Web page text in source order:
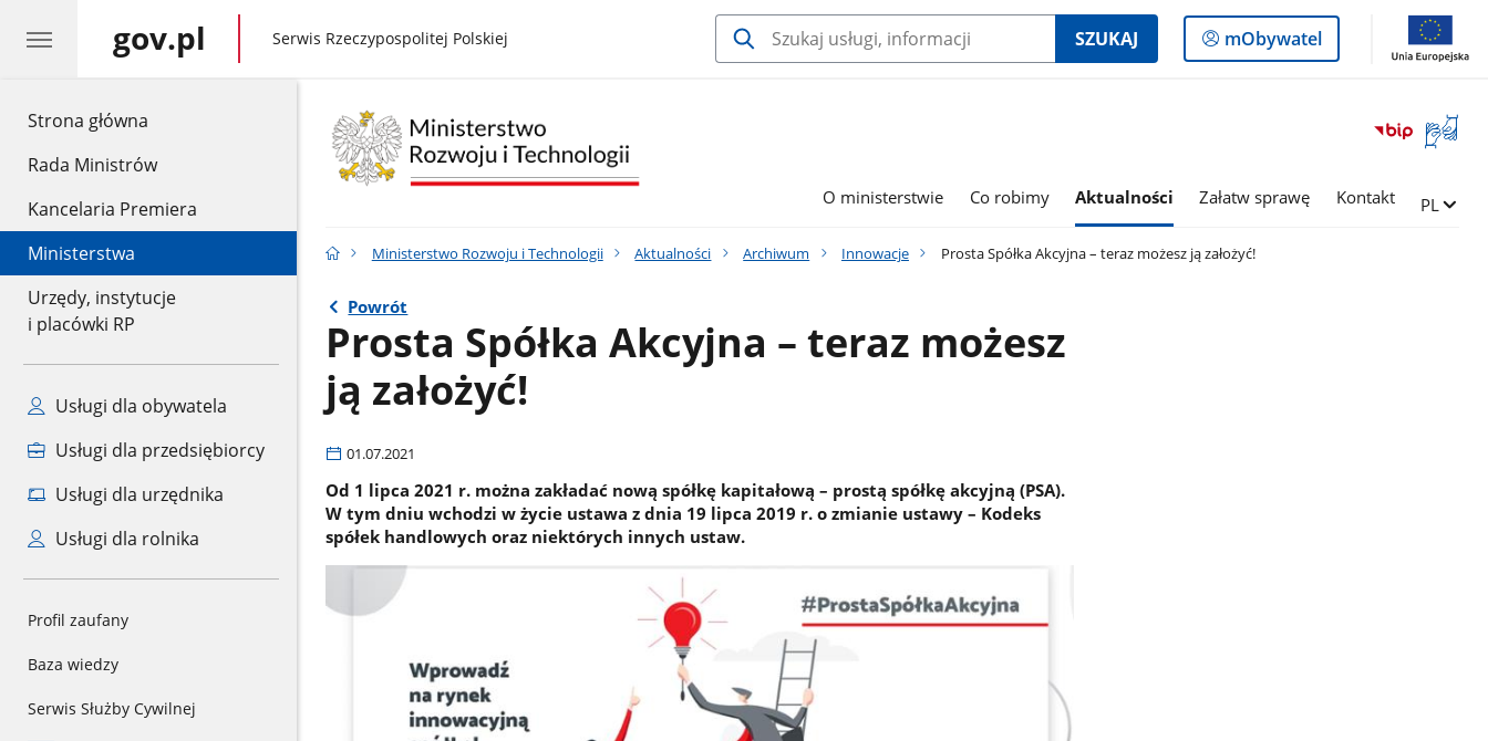
Strona główna
Rada Ministrów
Kancelaria Premiera
Ministerstwa
Urzędy, instytucje
i placówki RP
Usługi dla obywatela
Usługi dla przedsiębiorcy
Usługi dla urzędnika
Usługi dla rolnika
Profil zaufany
Baza wiedzy
Serwis Służby Cywilnej
gov.pl gov.pl
Serwis Rzeczypospolitej Polskiej SZUKAJ
Logowanie
do
mObywatel
Otwórz
okno
języka
O ministerstwie Co robimy Aktualności Załatw sprawę Kontakt Zmień
PL
Ministerstwo Rozwoju i Technologii Aktualności Archiwum Innowacje Prosta Spółka Akcyjna – teraz możesz ją założyć!
Powrót
Prosta Spółka Akcyjna – teraz możesz
ją założyć!
01.07.2021
Od 1 lipca 2021 r. można zakładać nową spółkę kapitałową – prostą spółkę akcyjną (PSA).
W tym dniu wchodzi w życie ustawa z dnia 19 lipca 2019 r. o zmianie ustawy – Kodeks
spółek handlowych oraz niektórych innych ustaw.